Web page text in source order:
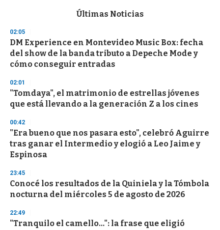
d
s
o
f
3
s
e
o
d
s
Últimas Noticias
02:05
DM Experience en Montevideo Music Box: fecha
del show de la banda tributo a Depeche Mode y
cómo conseguir entradas
02:01
"Tomdaya", el matrimonio de estrellas jóvenes
que está llevando a la generación Z a los cines
00:42
"Era bueno que nos pasara esto", celebró Aguirre
tras ganar el Intermedio y elogió a Leo Jaime y
Espinosa
23:45
Conocé los resultados de la Quiniela y la Tómbola
nocturna del miércoles 5 de agosto de 2026
22:49
"Tranquilo el camello...": la frase que eligió